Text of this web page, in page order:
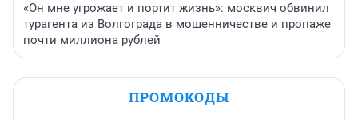
«Он мне угрожает и портит жизнь»: москвич обвинил
турагента из Волгограда в мошенничестве и пропаже
почти миллиона рублей
ПРОМОКОДЫ